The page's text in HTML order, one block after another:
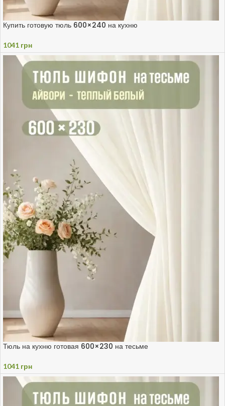
Купить готовую тюль 600×240 на кухню
1041 грн
Тюль на кухню готовая 600×230 на тесьме
1041 грн